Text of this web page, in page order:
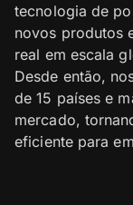
tecnologia de
novos produtos
real em escala
Desde então,
de 15 países e
mercado,
eficiente para